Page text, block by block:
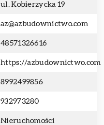
ul. Kobierzycka 19
az@azbudownictwo.com
48571326616
https://azbudownictwo.com
8992499856
932973280
Nieruchomości